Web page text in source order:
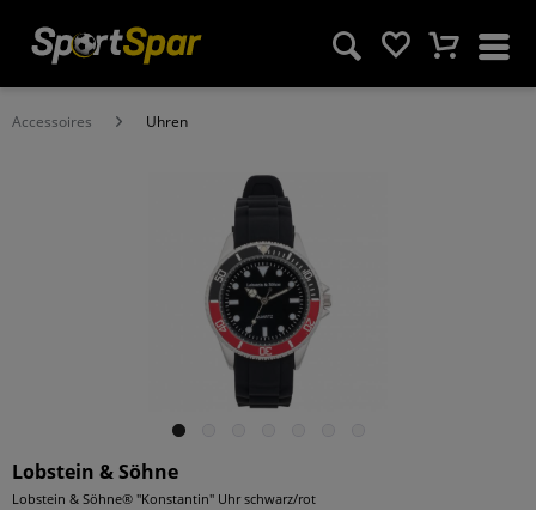
Accessoires Uhren
Lobstein & Söhne
Lobstein & Söhne® "Konstantin" Uhr schwarz/rot